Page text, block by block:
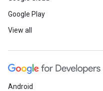
Google Play
View all
Android